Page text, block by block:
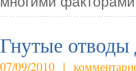
Гнутые отводы
07/09/2010 |